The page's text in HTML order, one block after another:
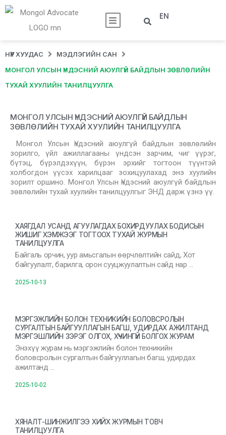
EN
НҮҮР ХУУДАС МЭДЛЭГИЙН САН
МОНГОЛ УЛСЫН ҮНДЭСНИЙ АЮУЛГҮЙ БАЙДЛЫН ЗӨВЛӨЛИЙН
ТУХАЙ ХУУЛИЙН ТАНИЛЦУУЛГА
МОНГОЛ УЛСЫН ҮНДЭСНИЙ АЮУЛГҮЙ БАЙДЛЫН
ЗӨВЛӨЛИЙН ТУХАЙ ХУУЛИЙН ТАНИЛЦУУЛГА
Монгол Улсын Үндэсний аюулгүй байдлын зөвлөлийн
зорилго, үйл ажиллагааны үндсэн зарчим, чиг үүрэг,
бүтэц, бүрэлдэхүүн, бүрэн эрхийг тогтоон түүнтэй
холбогдон үүсэх харилцааг зохицуулахад энэ хуулийн
зорилт оршино. Монгол Улсын Үндэсний аюулгүй байдлын
зөвлөлийн тухай хуулийн танилцуулгыг ЭНД дарж үзнэ үү.
ХАЯГДАЛ УСАНД АГУУЛАГДАХ БОХИРДУУЛАХ БОДИСЫН
ЖИШИГ ХЭМЖЭЭГ ТОГТООХ ТУХАЙ ЖУРМЫН
ТАНИЛЦУУЛГА
Байгаль орчин, уур амьсгалын өөрчлөлтийн сайд, Хот
байгуулалт, барилга, орон сууцжуулалтын сайд нар …
2025-10-13
МЭРГЭЖЛИЙН БОЛОН ТЕХНИКИЙН БОЛОВСРОЛЫН
СУРГАЛТЫН БАЙГУУЛЛАГЫН БАГШ, УДИРДАХ АЖИЛТАНД
МЭРГЭШЛИЙН ЗЭРЭГ ОЛГОХ, ХҮЧИНГҮЙ БОЛГОХ ЖУРАМ
Энэхүү журам нь мэргэжлийн болон техникийн
боловсролын сургалтын байгууллагын багш, удирдах
ажилтанд …
2025-10-02
ХЯНАЛТ-ШИНЖИЛГЭЭ ХИЙХ ЖУРМЫН ТОВЧ
ТАНИЛЦУУЛГА